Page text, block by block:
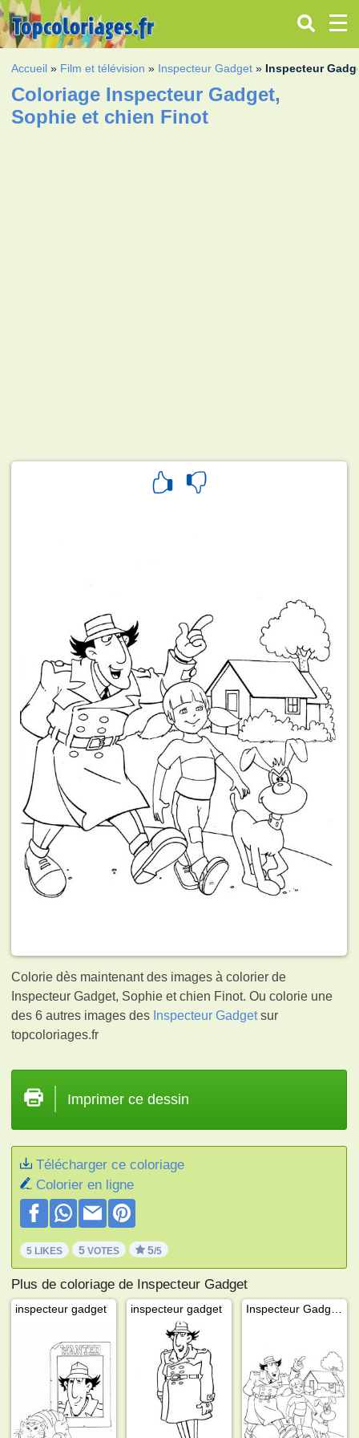
Accueil » Film et télévision » Inspecteur Gadget » Inspecteur
Coloriage Inspecteur Gadget,
Sophie et chien Finot
Colorie dès maintenant des images à colorier de
Inspecteur Gadget, Sophie et chien Finot. Ou colorie une
des 6 autres images des Inspecteur Gadgetsur
topcoloriages.fr
Imprimer ce dessin
Télécharger ce coloriage
Colorier en ligne
5 LIKES 5 VOTES 5/5
Plus de coloriage de Inspecteur Gadget
inspecteur gadget inspecteur gadget